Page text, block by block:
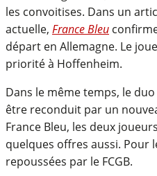
les convoitises. Dans un
actuelle, France Bleu
départ en Allemagne. Le
priorité à Hoffenheim.
Dans le même temps, le
être reconduit par un
France Bleu, les deux
quelques offres aussi. Pour
repoussées par le FCGB.